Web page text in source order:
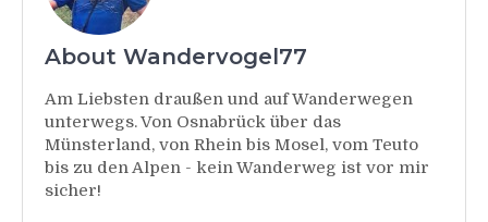
About Wandervogel77
Am Liebsten draußen und auf Wanderwegen
unterwegs. Von Osnabrück über das
Münsterland, von Rhein bis Mosel, vom Teuto
bis zu den Alpen - kein Wanderweg ist vor mir
sicher!